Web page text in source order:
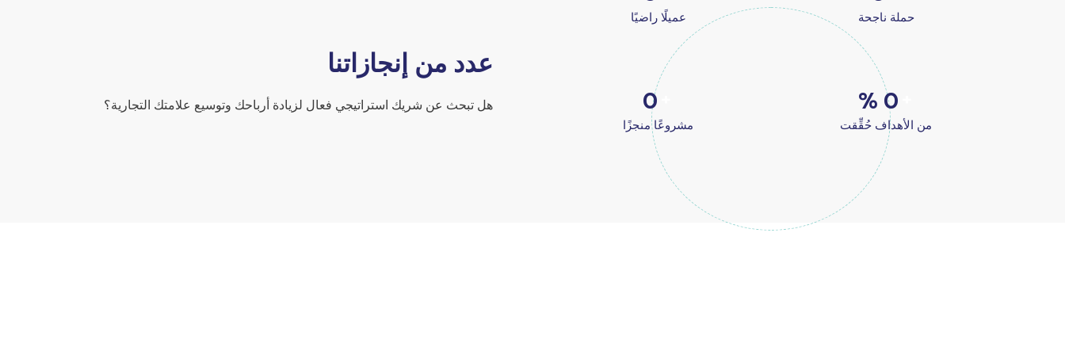
عدد من إنجازاتنا
هل تبحث عن شريك استراتيجي فعال لزيادة أرباحك وتوسيع علامتك التجارية؟
عميلًا راضيًا حملة ناجحة
0
مشروعًا منجزًا
% 0
من الأهداف حُقِّقت